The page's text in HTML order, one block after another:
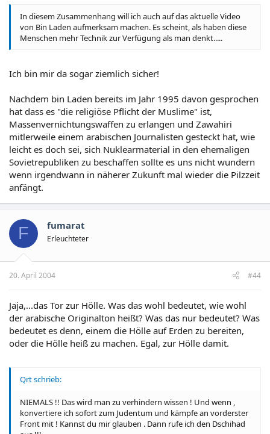
In diesem Zusammenhang will ich auch auf das aktuelle Video
von Bin Laden aufmerksam machen. Es scheint, als haben diese
Menschen mehr Technik zur Verfügung als man denkt.....
Ich bin mir da sogar ziemlich sicher!
Nachdem bin Laden bereits im Jahr 1995 davon gesprochen
hat dass es "die religiöse Pflicht der Muslime" ist,
Massenvernichtungswaffen zu erlangen und Zawahiri
mitlerweile einem arabischen Journalisten gesteckt hat, wie
leicht es doch sei, sich Nuklearmaterial in den ehemaligen
Sovietrepubliken zu beschaffen sollte es uns nicht wundern
wenn irgendwann in näherer Zukunft mal wieder die Pilzzeit
anfängt.
F fumarat
Erleuchteter
20. April 2004 #44
Jaja,...das Tor zur Hölle. Was das wohl bedeutet, wie wohl
der arabische Originalton heißt? Was das nur bedeutet? Was
bedeutet es denn, einem die Hölle auf Erden zu bereiten,
oder die Hölle heiß zu machen. Egal, zur Hölle damit.
Qrt schrieb:
NIEMALS !! Das wird man zu verhindern wissen ! Und wenn ,
konvertiere ich sofort zum Judentum und kämpfe an vorderster
Front mit ! Kannst du mir glauben . Dann rufe ich den Dschihad